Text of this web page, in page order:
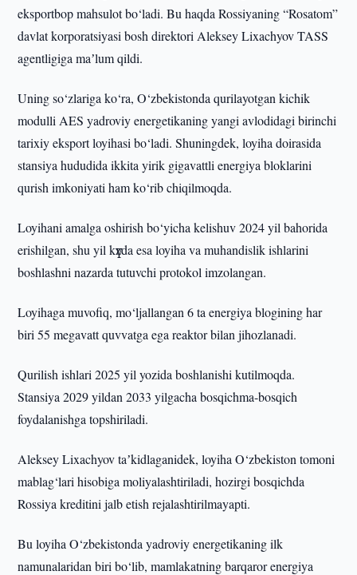
eksportbop mahsulot bo‘ladi. Bu haqda Rossiyaning “Rosatom”
davlat korporatsiyasi bosh direktori Aleksey Lixachyov TASS
agentligiga maʼlum qildi.
Uning so‘zlariga ko‘ra, O‘zbekistonda qurilayotgan kichik
modulli AES yadroviy energetikaning yangi avlodidagi birinchi
tarixiy eksport loyihasi bo‘ladi. Shuningdek, loyiha doirasida
stansiya hududida ikkita yirik gigavattli energiya bloklarini
qurish imkoniyati ham ko‘rib chiqilmoqda.
Loyihani amalga oshirish bo‘yicha kelishuv 2024 yil bahorida
erishilgan, shu yil kүzda esa loyiha va muhandislik ishlarini
boshlashni nazarda tutuvchi protokol imzolangan.
Loyihaga muvofiq, mo‘ljallangan 6 ta energiya blogining har
biri 55 megavatt quvvatga ega reaktor bilan jihozlanadi.
Qurilish ishlari 2025 yil yozida boshlanishi kutilmoqda.
Stansiya 2029 yildan 2033 yilgacha bosqichma-bosqich
foydalanishga topshiriladi.
Aleksey Lixachyov taʼkidlaganidek, loyiha O‘zbekiston tomoni
mablag‘lari hisobiga moliyalashtiriladi, hozirgi bosqichda
Rossiya kreditini jalb etish rejalashtirilmayapti.
Bu loyiha O‘zbekistonda yadroviy energetikaning ilk
namunalaridan biri bo‘lib, mamlakatning barqaror energiya